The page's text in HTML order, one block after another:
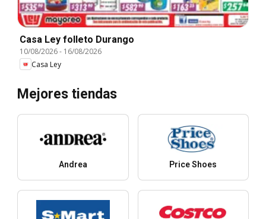
Casa Ley folleto Durango
10/08/2026- 16/08/2026
Casa Ley
Mejores tiendas
Andrea Price Shoes